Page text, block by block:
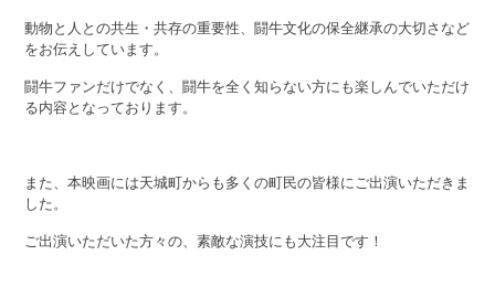
動物と人との共生・共存の重要性、闘牛文化の保全継承の大切さなど
をお伝えしています。
闘牛ファンだけでなく、闘牛を全く知らない方にも楽しんでいただけ
る内容となっております。
また、本映画には天城町からも多くの町民の皆様にご出演いただきま
した。
ご出演いただいた方々の、素敵な演技にも大注目です！